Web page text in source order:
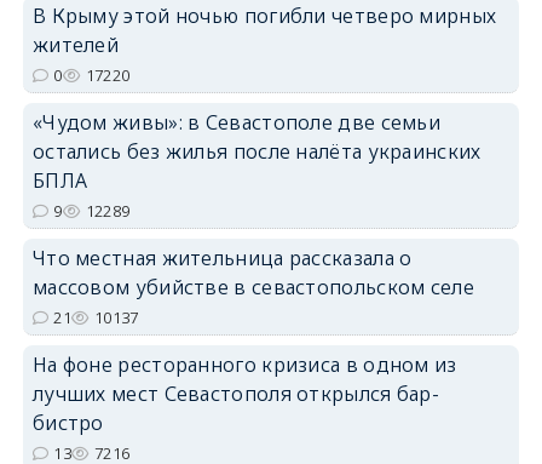
В Крыму этой ночью погибли четверо мирных
жителей
0 17220
«Чудом живы»: в Севастополе две семьи
остались без жилья после налёта украинских
БПЛА
9 12289
Что местная жительница рассказала о
массовом убийстве в севастопольском селе
21 10137
На фоне ресторанного кризиса в одном из
лучших мест Севастополя открылся бар-
бистро
13 7216